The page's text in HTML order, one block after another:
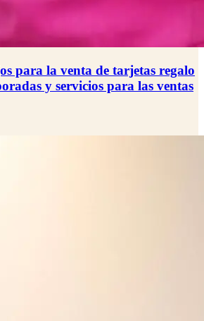
para la venta de tarjetas regalo
y servicios para las ventas